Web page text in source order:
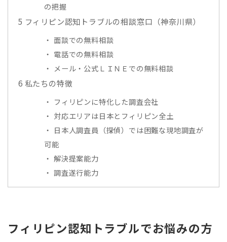
の把握
5 フィリピン認知トラブルの相談窓口（神奈川県）
面談での無料相談
電話での無料相談
メール・公式ＬＩＮＥでの無料相談
6 私たちの特徴
フィリピンに特化した調査会社
対応エリアは日本とフィリピン全土
日本人調査員（探偵）では困難な現地調査が
可能
解決提案能力
調査遂行能力
フィリピン認知トラブルでお悩みの方